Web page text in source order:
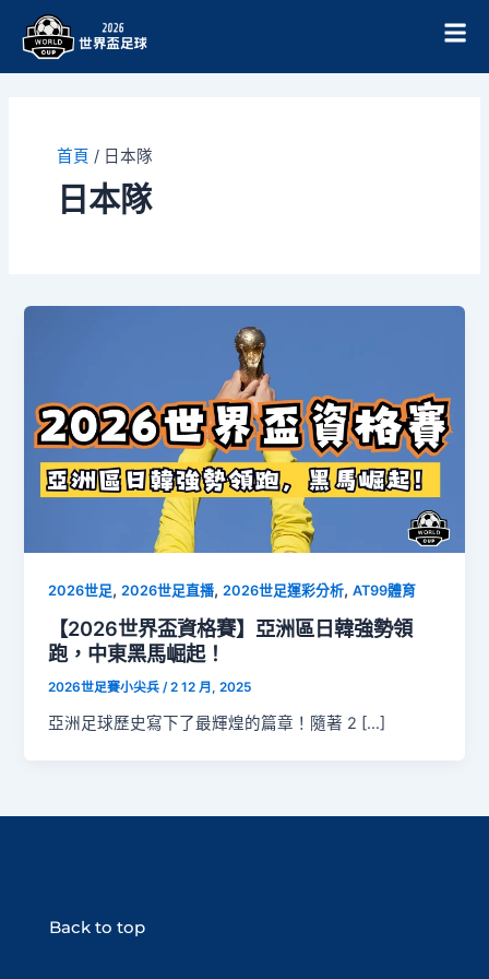
首頁 / 日本隊
日本隊
2026世足,2026世足直播,2026世足運彩分析,AT99體育
【2026世界盃資格賽】亞洲區日韓強勢領
跑，中東黑馬崛起！
2026世足賽小尖兵/2 12 月, 2025
亞洲足球歷史寫下了最輝煌的篇章！隨著 2 […]
Back to top